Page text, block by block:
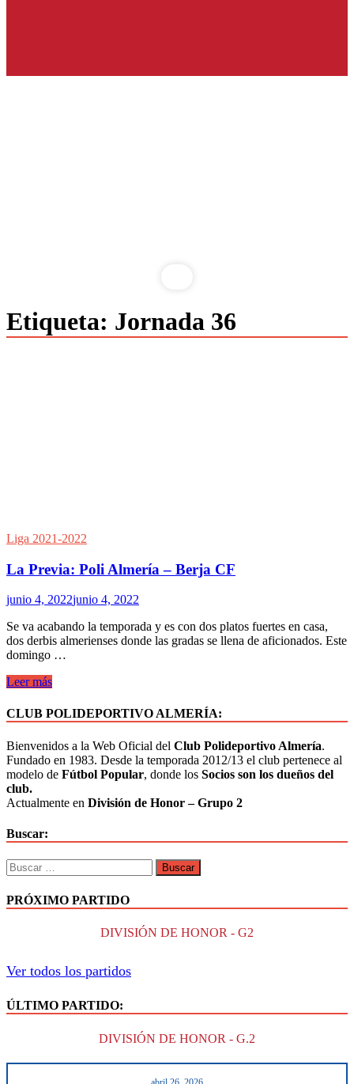
Saltar
al
contenido
Etiqueta: Jornada 36
Liga 2021-2022
La Previa: Poli Almería – Berja CF
junio 4, 2022junio 4, 2022
Se va acabando la temporada y es con dos platos fuertes en casa,
dos derbis almerienses donde las gradas se llena de aficionados. Este
domingo …
La
Poli
Almería
Berja
CF
Leer más
CLUB POLIDEPORTIVO ALMERÍA:
Bienvenidos a la Web Oficial del Club Polideportivo Almería.
Fundado en 1983. Desde la temporada 2012/13 el club pertenece al
modelo de Fútbol Popular, donde los Socios son los dueños del
club.
Actualmente en División de Honor – Grupo 2
Buscar:
Buscar:
PRÓXIMO PARTIDO
DIVISIÓN DE HONOR - G2
Ver todos los partidos
ÚLTIMO PARTIDO:
DIVISIÓN DE HONOR - G.2